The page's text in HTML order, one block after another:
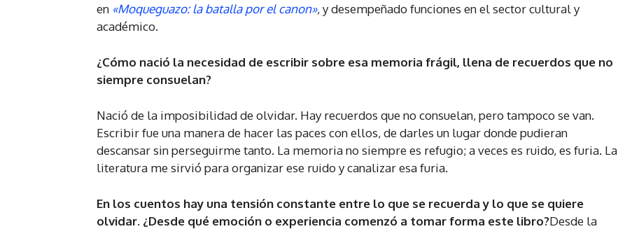
en «Moqueguazo: la batalla por el canon», y desempeñado funciones en el sector cultural y
académico.
¿Cómo nació la necesidad de escribir sobre esa memoria frágil, llena de recuerdos que no
siempre consuelan?
Nació de la imposibilidad de olvidar. Hay recuerdos que no consuelan, pero tampoco se van.
Escribir fue una manera de hacer las paces con ellos, de darles un lugar donde pudieran
descansar sin perseguirme tanto. La memoria no siempre es refugio; a veces es ruido, es furia. La
literatura me sirvió para organizar ese ruido y canalizar esa furia.
En los cuentos hay una tensión constante entre lo que se recuerda y lo que se quiere
olvidar. ¿Desde qué emoción o experiencia comenzó a tomar forma este libro?Desde la